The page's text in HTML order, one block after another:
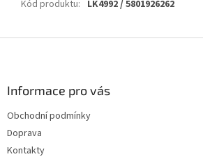
Kód produktu: LK4992 / 5801926262
Informace pro vás
Obchodní podmínky
Doprava
Kontakty